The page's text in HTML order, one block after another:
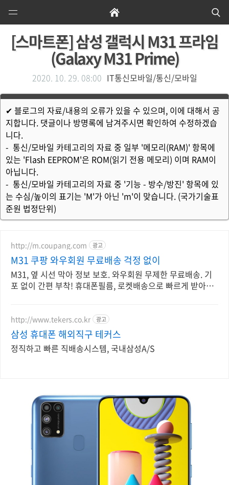
Open
Home
[스마트폰] 삼성 갤럭시 M31 프라임
(Galaxy M31 Prime)
2020. 10. 29. 08:00 IT통신모바일/통신/모바일
✔ 블로그의 자료/내용의 오류가 있을 수 있으며, 이에 대해서 공
지합니다. 댓글이나 방명록에 남겨주시면 확인하여 수정하겠습
니다.
- 통신/모바일 카테고리의 자료 중 일부 '메모리(RAM)' 항목에
있는 'Flash EEPROM'은 ROM(읽기 전용 메모리) 이며 RAM이
아닙니다.
- 통신/모바일 카테고리의 자료 중 '기능 - 방수/방진' 항목에 있
는 수심/높이의 표기는 'M'가 아닌 'm'이 맞습니다. (국가기술표
준원 법정단위)
http://m.coupang.com 광고
M31 쿠팡 와우회원 무료배송 걱정 없이
M31, 옆 시선 막아 정보 보호. 와우회원 무제한 무료배송. 기
포 없이 간편 부착! 휴대폰필름, 로켓배송으로 빠르게 받아보
http://www.tekers.co.kr 광고
삼성 휴대폰 해외직구 테커스
정직하고 빠른 직배송시스템, 국내삼성A/S